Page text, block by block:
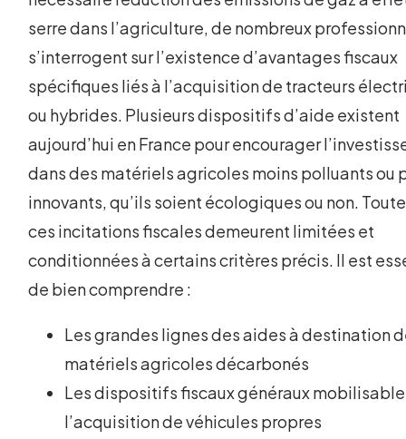
serre dans l’agriculture, de nombreux
s’interrogent sur l’existence d’avantages fiscaux
spécifiques liés à l’acquisition de tracteurs
ou hybrides. Plusieurs dispositifs d’aide existent
aujourd’hui en France pour encourager
dans des matériels agricoles moins polluants ou
innovants, qu’ils soient écologiques ou non.
ces incitations fiscales demeurent limitées et
conditionnées à certains critères précis. Il est
de bien comprendre :
Les grandes lignes des aides à destination
matériels agricoles décarbonés
Les dispositifs fiscaux généraux
l’acquisition de véhicules propres